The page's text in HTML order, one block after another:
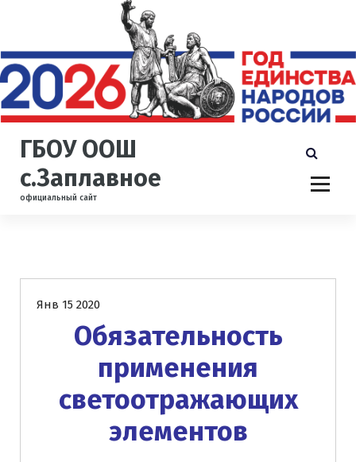
е
й
т
и
ГБОУ ООШ
с.Заплавное
официальный сайт
Янв 15 2020
Обязательность
применения
светоотражающих
элементов